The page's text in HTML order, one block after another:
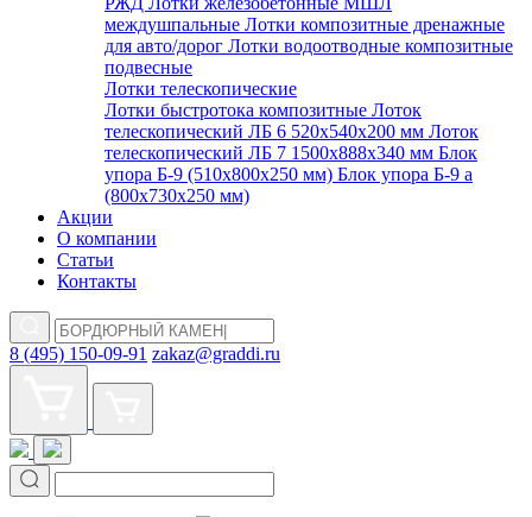
междушпальные Лотки композитные дренажные
для авто/дорог Лотки водоотводные композитные
подвесные
Лотки телескопические
Лотки быстротока композитные Лоток
телескопический ЛБ 6 520х540х200 мм Лоток
телескопический ЛБ 7 1500х888х340 мм Блок
упора Б-9 (510х800х250 мм) Блок упора Б-9 а
(800х730х250 мм)
Акции
О компании
Статьи
Контакты
8 (495) 150-09-91 zakaz@graddi.ru